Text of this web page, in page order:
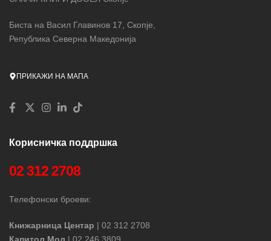
Биста на Васил Главинов 17, Скопје,
Република Северна Македонија
ПРИКАЖИ НА МАПА
Корисничка поддршка
02 312 2708
Телефонски броеви:
Книжарница Центар | 02 312 2708